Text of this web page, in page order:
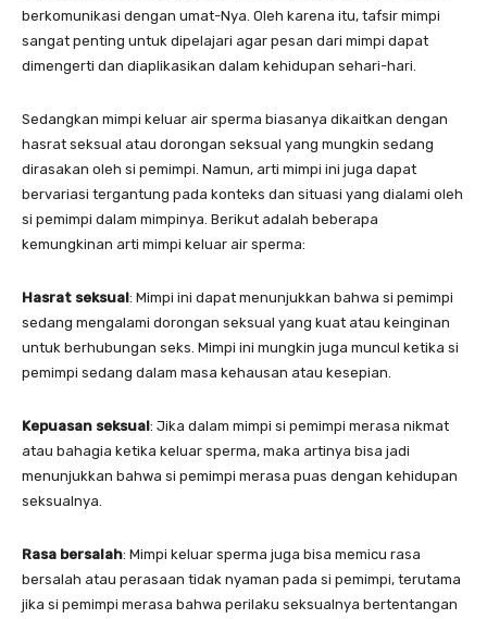
berkomunikasi dengan umat-Nya. Oleh karena itu, tafsir mimpi
sangat penting untuk dipelajari agar pesan dari mimpi dapat
dimengerti dan diaplikasikan dalam kehidupan sehari-hari.
Sedangkan mimpi keluar air sperma biasanya dikaitkan dengan
hasrat seksual atau dorongan seksual yang mungkin sedang
dirasakan oleh si pemimpi. Namun, arti mimpi ini juga dapat
bervariasi tergantung pada konteks dan situasi yang dialami oleh
si pemimpi dalam mimpinya. Berikut adalah beberapa
kemungkinan arti mimpi keluar air sperma:
Hasrat seksual: Mimpi ini dapat menunjukkan bahwa si pemimpi
sedang mengalami dorongan seksual yang kuat atau keinginan
untuk berhubungan seks. Mimpi ini mungkin juga muncul ketika si
pemimpi sedang dalam masa kehausan atau kesepian.
Kepuasan seksual: Jika dalam mimpi si pemimpi merasa nikmat
atau bahagia ketika keluar sperma, maka artinya bisa jadi
menunjukkan bahwa si pemimpi merasa puas dengan kehidupan
seksualnya.
Rasa bersalah: Mimpi keluar sperma juga bisa memicu rasa
bersalah atau perasaan tidak nyaman pada si pemimpi, terutama
jika si pemimpi merasa bahwa perilaku seksualnya bertentangan